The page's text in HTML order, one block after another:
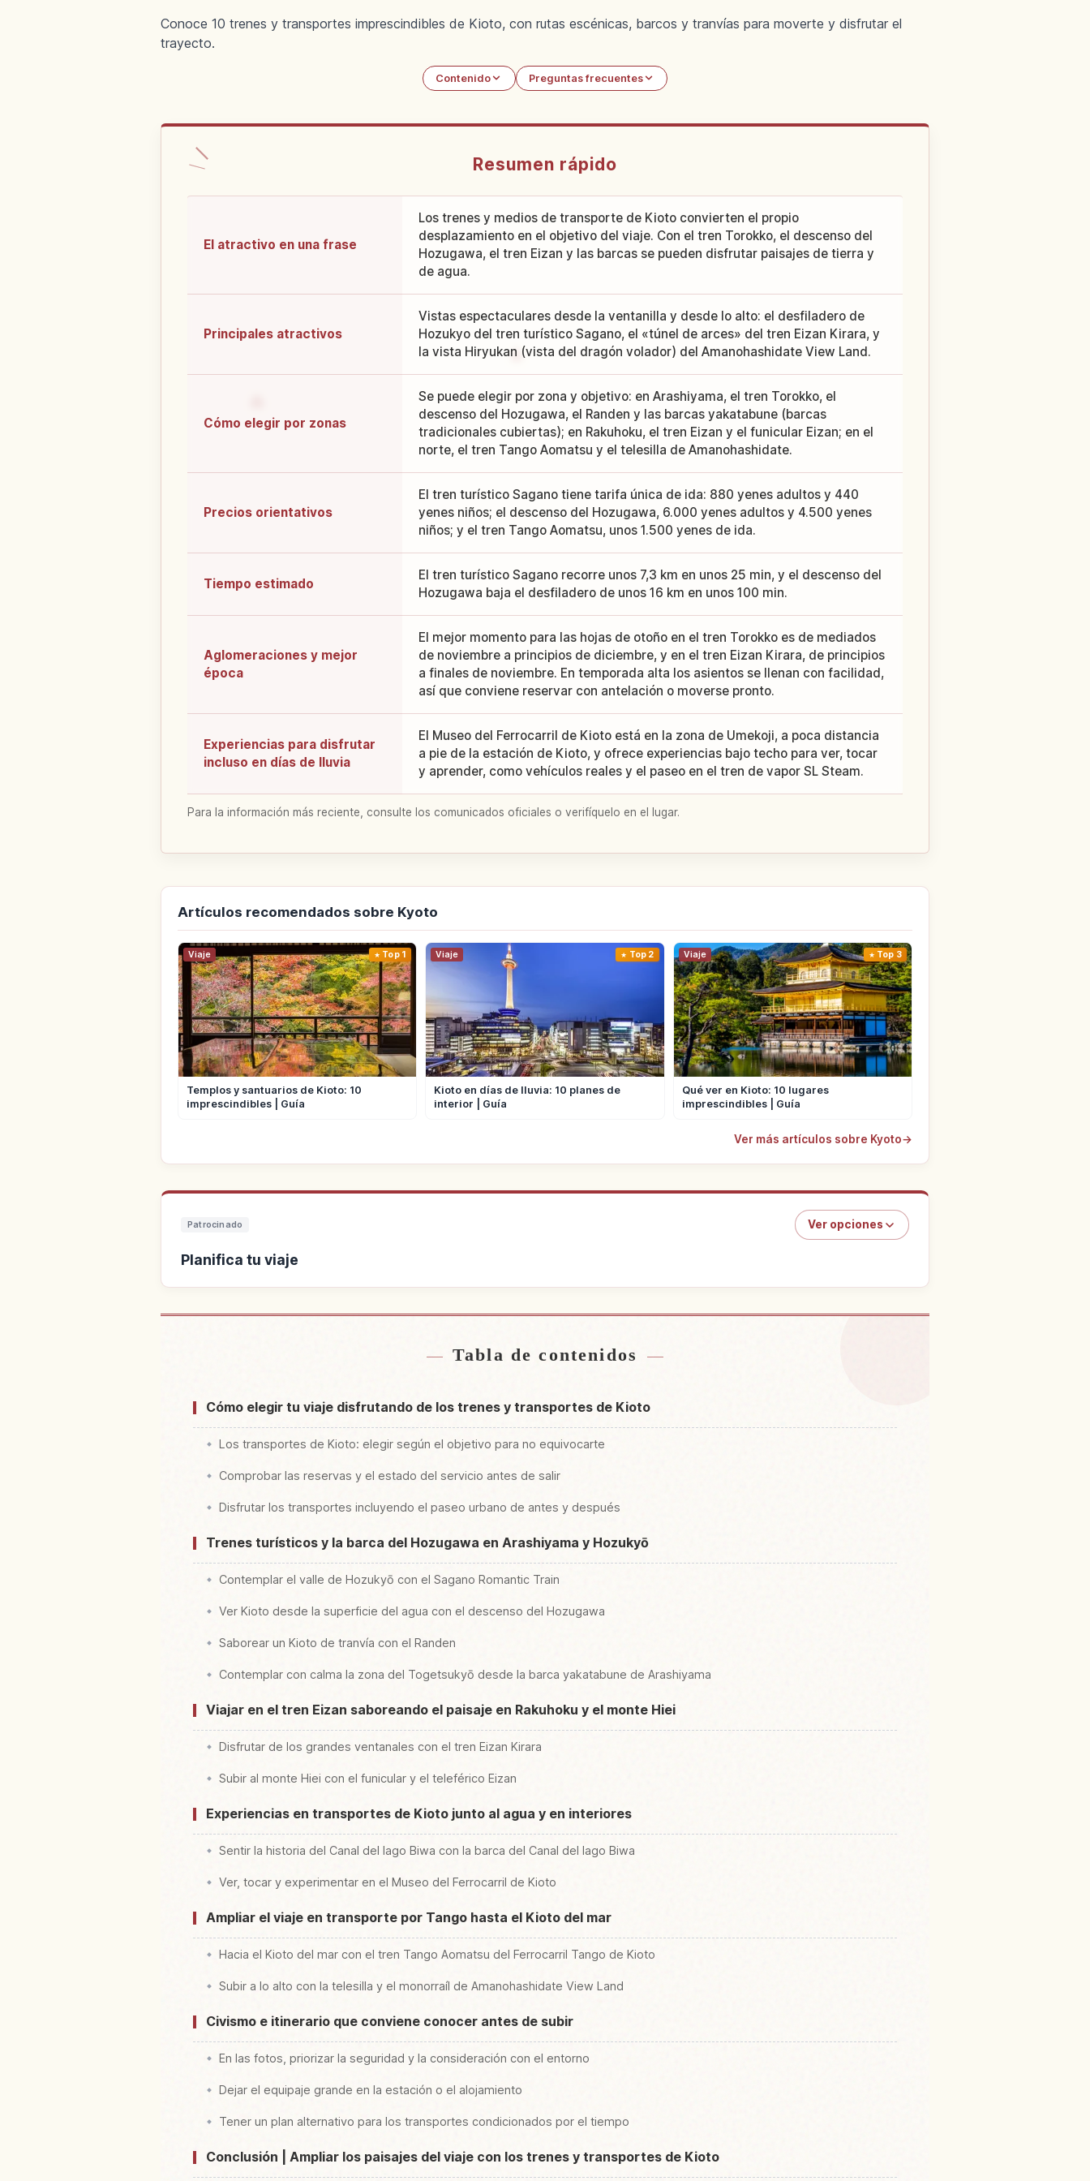
Conoce 10 trenes y transportes imprescindibles de Kioto, con rutas escénicas, barcos y tranvías para moverte y disfrutar el
trayecto.
Contenido Preguntas frecuentes
Resumen rápido
El atractivo en una frase
Los trenes y medios de transporte de Kioto convierten el propio
desplazamiento en el objetivo del viaje. Con el tren Torokko, el descenso del
Hozugawa, el tren Eizan y las barcas se pueden disfrutar paisajes de tierra y
de agua.
Principales atractivos
Vistas espectaculares desde la ventanilla y desde lo alto: el desfiladero de
Hozukyo del tren turístico Sagano, el «túnel de arces» del tren Eizan Kirara, y
la vista Hiryukan (vista del dragón volador) del Amanohashidate View Land.
Cómo elegir por zonas
Se puede elegir por zona y objetivo: en Arashiyama, el tren Torokko, el
descenso del Hozugawa, el Randen y las barcas yakatabune (barcas
tradicionales cubiertas); en Rakuhoku, el tren Eizan y el funicular Eizan; en el
norte, el tren Tango Aomatsu y el telesilla de Amanohashidate.
Precios orientativos
El tren turístico Sagano tiene tarifa única de ida: 880 yenes adultos y 440
yenes niños; el descenso del Hozugawa, 6.000 yenes adultos y 4.500 yenes
niños; y el tren Tango Aomatsu, unos 1.500 yenes de ida.
Tiempo estimado
El tren turístico Sagano recorre unos 7,3 km en unos 25 min, y el descenso del
Hozugawa baja el desfiladero de unos 16 km en unos 100 min.
Aglomeraciones y mejor
época
El mejor momento para las hojas de otoño en el tren Torokko es de mediados
de noviembre a principios de diciembre, y en el tren Eizan Kirara, de principios
a finales de noviembre. En temporada alta los asientos se llenan con facilidad,
así que conviene reservar con antelación o moverse pronto.
Experiencias para disfrutar
incluso en días de lluvia
El Museo del Ferrocarril de Kioto está en la zona de Umekoji, a poca distancia
a pie de la estación de Kioto, y ofrece experiencias bajo techo para ver, tocar
y aprender, como vehículos reales y el paseo en el tren de vapor SL Steam.
Para la información más reciente, consulte los comunicados oficiales o verifíquelo en el lugar.
Artículos recomendados sobre Kyoto
Viaje Top 1
Templos y santuarios de Kioto: 10
imprescindibles | Guía
Viaje Top 2
Kioto en días de lluvia: 10 planes de
interior | Guía
Viaje Top 3
Qué ver en Kioto: 10 lugares
imprescindibles | Guía
Ver más artículos sobre Kyoto→
Patrocinado Ver opciones
Planifica tu viaje
Tabla de contenidos
Cómo elegir tu viaje disfrutando de los trenes y transportes de Kioto
Los transportes de Kioto: elegir según el objetivo para no equivocarte
Comprobar las reservas y el estado del servicio antes de salir
Disfrutar los transportes incluyendo el paseo urbano de antes y después
Trenes turísticos y la barca del Hozugawa en Arashiyama y Hozukyō
Contemplar el valle de Hozukyō con el Sagano Romantic Train
Ver Kioto desde la superficie del agua con el descenso del Hozugawa
Saborear un Kioto de tranvía con el Randen
Contemplar con calma la zona del Togetsukyō desde la barca yakatabune de Arashiyama
Viajar en el tren Eizan saboreando el paisaje en Rakuhoku y el monte Hiei
Disfrutar de los grandes ventanales con el tren Eizan Kirara
Subir al monte Hiei con el funicular y el teleférico Eizan
Experiencias en transportes de Kioto junto al agua y en interiores
Sentir la historia del Canal del lago Biwa con la barca del Canal del lago Biwa
Ver, tocar y experimentar en el Museo del Ferrocarril de Kioto
Ampliar el viaje en transporte por Tango hasta el Kioto del mar
Hacia el Kioto del mar con el tren Tango Aomatsu del Ferrocarril Tango de Kioto
Subir a lo alto con la telesilla y el monorraíl de Amanohashidate View Land
Civismo e itinerario que conviene conocer antes de subir
En las fotos, priorizar la seguridad y la consideración con el entorno
Dejar el equipaje grande en la estación o el alojamiento
Tener un plan alternativo para los transportes condicionados por el tiempo
Conclusión | Ampliar los paisajes del viaje con los trenes y transportes de Kioto